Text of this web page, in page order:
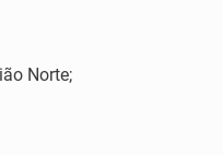
Norte;